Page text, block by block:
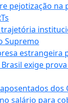
pejotização na
trajetória
Supremo
estrangeira
exige
dos
salário para